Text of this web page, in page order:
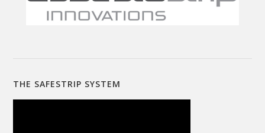
THE SAFESTRIP SYSTEM